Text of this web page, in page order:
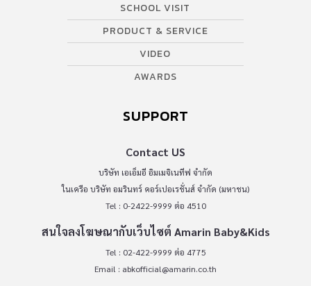
SCHOOL VISIT
PRODUCT & SERVICE
VIDEO
AWARDS
SUPPORT
Contact US
บริษัท เอเอ็มอี อิมเมจิเนทีฟ จำกัด
ในเครือ บริษัท อมรินทร์ คอร์เปอเรชั่นส์ จำกัด (มหาชน)
Tel : 0-2422-9999 ต่อ 4510
สนใจลงโฆษณากับเว็บไซต์ Amarin Baby&Kids
Tel : 02-422-9999 ต่อ 4775
Email : abkofficial@amarin.co.th